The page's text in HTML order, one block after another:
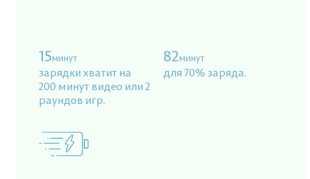
15минут
зарядки хватит на
200 минут видео или 2
раундов игр.
82минут
для 70% заряда.